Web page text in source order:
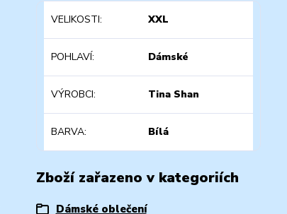
VELIKOSTI XXL
POHLAVÍ Dámské
VÝROBCI Tina Shan
BARVA Bílá
Zboží zařazeno v kategoriích
Dámské oblečení